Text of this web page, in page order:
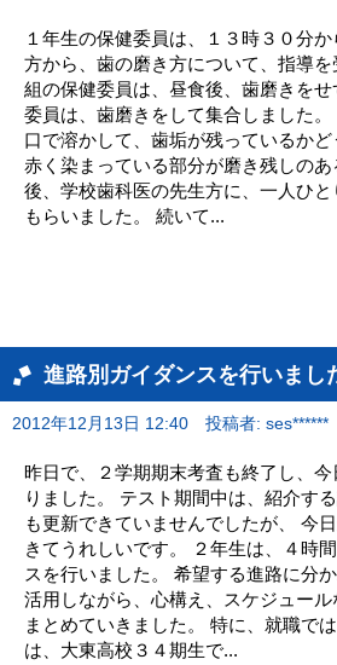
１年生の保健委員は、１３時３０分
方から、歯の磨き方について、指導を
組の保健委員は、昼食後、歯磨きを
委員は、歯磨きをして集合しました
口で溶かして、歯垢が残っているかど
赤く染まっている部分が磨き残しの
後、学校歯科医の先生方に、一人ひ
もらいました。 続いて...
進路別ガイダンスを行いまし
2012年12月13日 12:40 投稿者: ses******
昨日で、２学期期末考査も終了し、
りました。 テスト期間中は、紹介す
も更新できていませんでしたが、 今
きてうれしいです。 ２年生は、４時
スを行いました。 希望する進路に分
活用しながら、心構え、スケジュー
まとめていきました。 特に、就職で
は、大東高校３４期生で...